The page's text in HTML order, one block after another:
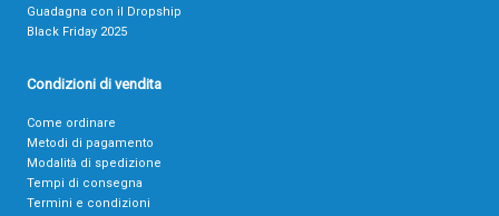
Guadagna con il Dropship
Black Friday 2025
Condizioni di vendita
Come ordinare
Metodi di pagamento
Modalità di spedizione
Tempi di consegna
Termini e condizioni